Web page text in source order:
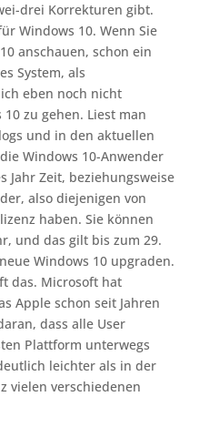
drei Korrekturen gibt.
Windows 10. Wenn Sie
anschauen, schon ein
System, als
eben noch nicht
zu gehen. Liest man
und in den aktuellen
Windows 10-Anwender
Jahr Zeit, beziehungsweise
also diejenigen von
haben. Sie können
und das gilt bis zum 29.
Windows 10 upgraden.
das. Microsoft hat
Apple schon seit Jahren
dass alle User
Plattform unterwegs
leichter als in der
vielen verschiedenen